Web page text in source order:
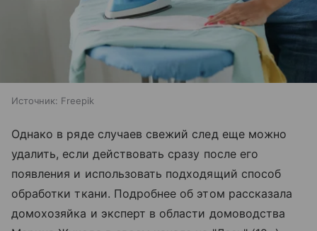
Источник: Freepik
Однако в ряде случаев свежий след еще можно
удалить, если действовать сразу после его
появления и использовать подходящий способ
обработки ткани. Подробнее об этом рассказала
домохозяйка и эксперт в области домоводства